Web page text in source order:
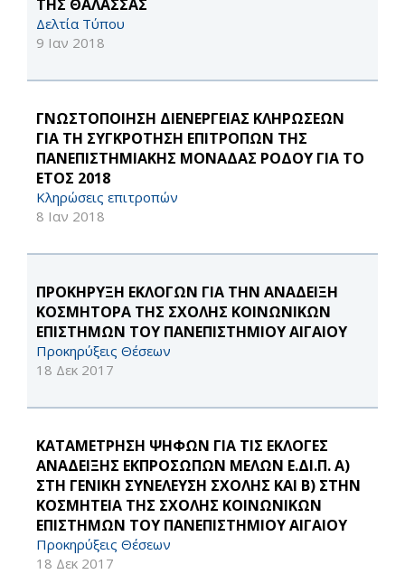
ΤΗΣ ΘΑΛΑΣΣΑΣ
Δελτία Τύπου
9 Ιαν 2018
ΓΝΩΣΤΟΠΟΙΗΣΗ ΔΙΕΝΕΡΓΕΙΑΣ ΚΛΗΡΩΣΕΩΝ
ΓΙΑ ΤΗ ΣΥΓΚΡΟΤΗΣΗ ΕΠΙΤΡΟΠΩΝ ΤΗΣ
ΠΑΝΕΠΙΣΤΗΜΙΑΚΗΣ ΜΟΝΑΔΑΣ ΡΟΔΟΥ ΓΙΑ ΤΟ
ΕΤΟΣ 2018
Κληρώσεις επιτροπών
8 Ιαν 2018
ΠΡΟΚΗΡΥΞΗ ΕΚΛΟΓΩΝ ΓΙΑ ΤΗΝ ΑΝΑΔΕΙΞΗ
ΚΟΣΜΗΤΟΡΑ ΤΗΣ ΣΧΟΛΗΣ ΚΟΙΝΩΝΙΚΩΝ
ΕΠΙΣΤΗΜΩΝ ΤΟΥ ΠΑΝΕΠΙΣΤΗΜΙΟΥ ΑΙΓΑΙΟΥ
Προκηρύξεις Θέσεων
18 Δεκ 2017
ΚΑΤΑΜΕΤΡΗΣΗ ΨΗΦΩΝ ΓΙΑ ΤΙΣ ΕΚΛΟΓΕΣ
ΑΝΑΔΕΙΞΗΣ ΕΚΠΡΟΣΩΠΩΝ ΜΕΛΩΝ Ε.ΔΙ.Π. Α)
ΣΤΗ ΓΕΝΙΚΗ ΣΥΝΕΛΕΥΣΗ ΣΧΟΛΗΣ ΚΑΙ Β) ΣΤΗΝ
ΚΟΣΜΗΤΕΙΑ ΤΗΣ ΣΧΟΛΗΣ ΚΟΙΝΩΝΙΚΩΝ
ΕΠΙΣΤΗΜΩΝ ΤΟΥ ΠΑΝΕΠΙΣΤΗΜΙΟΥ ΑΙΓΑΙΟΥ
Προκηρύξεις Θέσεων
18 Δεκ 2017